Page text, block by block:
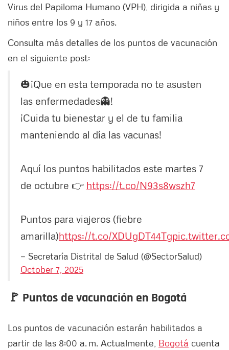
Virus del Papiloma Humano (VPH), dirigida a niñas y
niños entre los 9 y 17 años.
Consulta más detalles de los puntos de vacunación
en el siguiente post:
🎃¡Que en esta temporada no te asusten
las enfermedades👻!
¡Cuida tu bienestar y el de tu familia
manteniendo al día las vacunas!
Aquí los puntos habilitados este martes 7
de octubre 👉 https://t.co/N93s8wszh7
Puntos para viajeros (fiebre
amarilla)https://t.co/XDUgDT44Tg
— Secretaría Distrital de Salud (@SectorSalud)
October 7, 2025
🚩 Puntos de vacunación en Bogotá
Los puntos de vacunación estarán habilitados a
partir de las 8:00 a. m. Actualmente, Bogotá cuenta